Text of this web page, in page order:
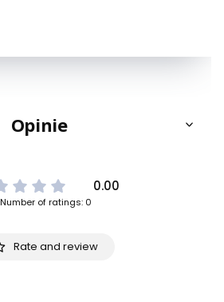
Opinie
0.00
Number of ratings: 0
Rate and review